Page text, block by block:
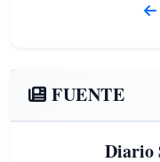
FUENTE
Diario